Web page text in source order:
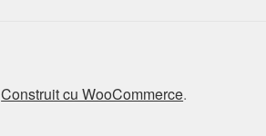
Construit cu WooCommerce.